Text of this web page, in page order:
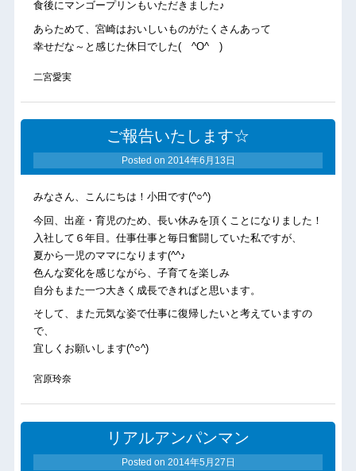
食後にマンゴープリンもいただきました♪
あらためて、宮崎はおいしいものがたくさんあって
幸せだな～と感じた休日でした( ^O^ )
二宮愛実
ご報告いたします☆
Posted on 2014年6月13日
みなさん、こんにちは！小田です(^○^)
今回、出産・育児のため、長い休みを頂くことになりました！
入社して６年目。仕事仕事と毎日奮闘していた私ですが、
夏から一児のママになります(^^♪
色んな変化を感じながら、子育てを楽しみ
自分もまた一つ大きく成長できればと思います。
そして、また元気な姿で仕事に復帰したいと考えていますの
で、
宜しくお願いします(^○^)
宮原玲奈
リアルアンパンマン
Posted on 2014年5月27日